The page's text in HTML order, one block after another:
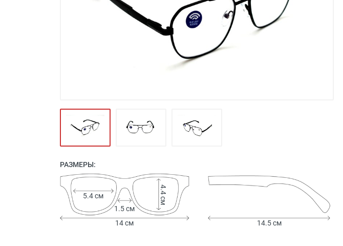
Красота и здоровье (353)
Атрибуты для оптики (59)
РАЗМЕРЫ:
1.5 см
5.4 см 4.4 см
14 см 14.5 см